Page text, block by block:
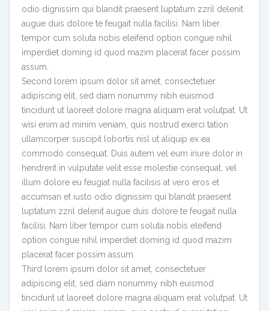
odio dignissim qui blandit praesent luptatum zzril delenit
augue duis dolore te feugait nulla facilisi. Nam liber
tempor cum soluta nobis eleifend option congue nihil
imperdiet doming id quod mazim placerat facer possim
assum.
Second lorem ipsum dolor sit amet, consectetuer
adipiscing elit, sed diam nonummy nibh euismod
tincidunt ut laoreet dolore magna aliquam erat volutpat. Ut
wisi enim ad minim veniam, quis nostrud exerci tation
ullamcorper suscipit lobortis nisl ut aliquip ex ea
commodo consequat. Duis autem vel eum iriure dolor in
hendrerit in vulputate velit esse molestie consequat, vel
illum dolore eu feugiat nulla facilisis at vero eros et
accumsan et iusto odio dignissim qui blandit praesent
luptatum zzril delenit augue duis dolore te feugait nulla
facilisi. Nam liber tempor cum soluta nobis eleifend
option congue nihil imperdiet doming id quod mazim
placerat facer possim assum.
Third lorem ipsum dolor sit amet, consectetuer
adipiscing elit, sed diam nonummy nibh euismod
tincidunt ut laoreet dolore magna aliquam erat volutpat. Ut